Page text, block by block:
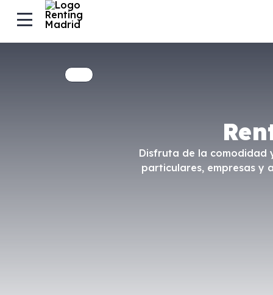
Disfruta de la comodidad
particulares, empresas y